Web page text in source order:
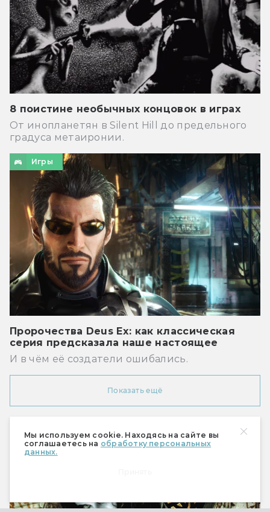
Мы используем cookie. Находясь на сайте вы
соглашаетесь на обработку персональных
данных.
8 поистине необычных концовок в играх
От инопланетян в Silent Hill до предельного
градуса метаиронии.
Игры
Пророчества Deus Ex: как классическая
серия предсказала наше настоящее
И в чём её создатели ошибались.
Показать ещё
Рекомендуем